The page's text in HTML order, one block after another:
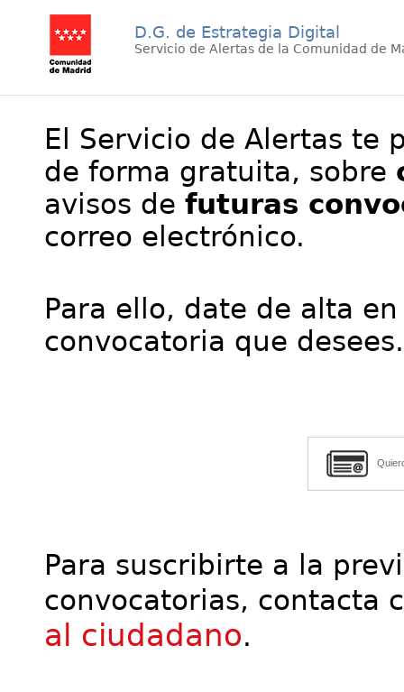
D.G. de Estrategia Digital
Servicio de Alertas de la Comunidad de
El Servicio de Alertas te
de forma gratuita, sobre
avisos de futuras
correo electrónico.
Para ello, date de alta
convocatoria que desees.
Para suscribirte a la
convocatorias, contacta
al ciudadano.